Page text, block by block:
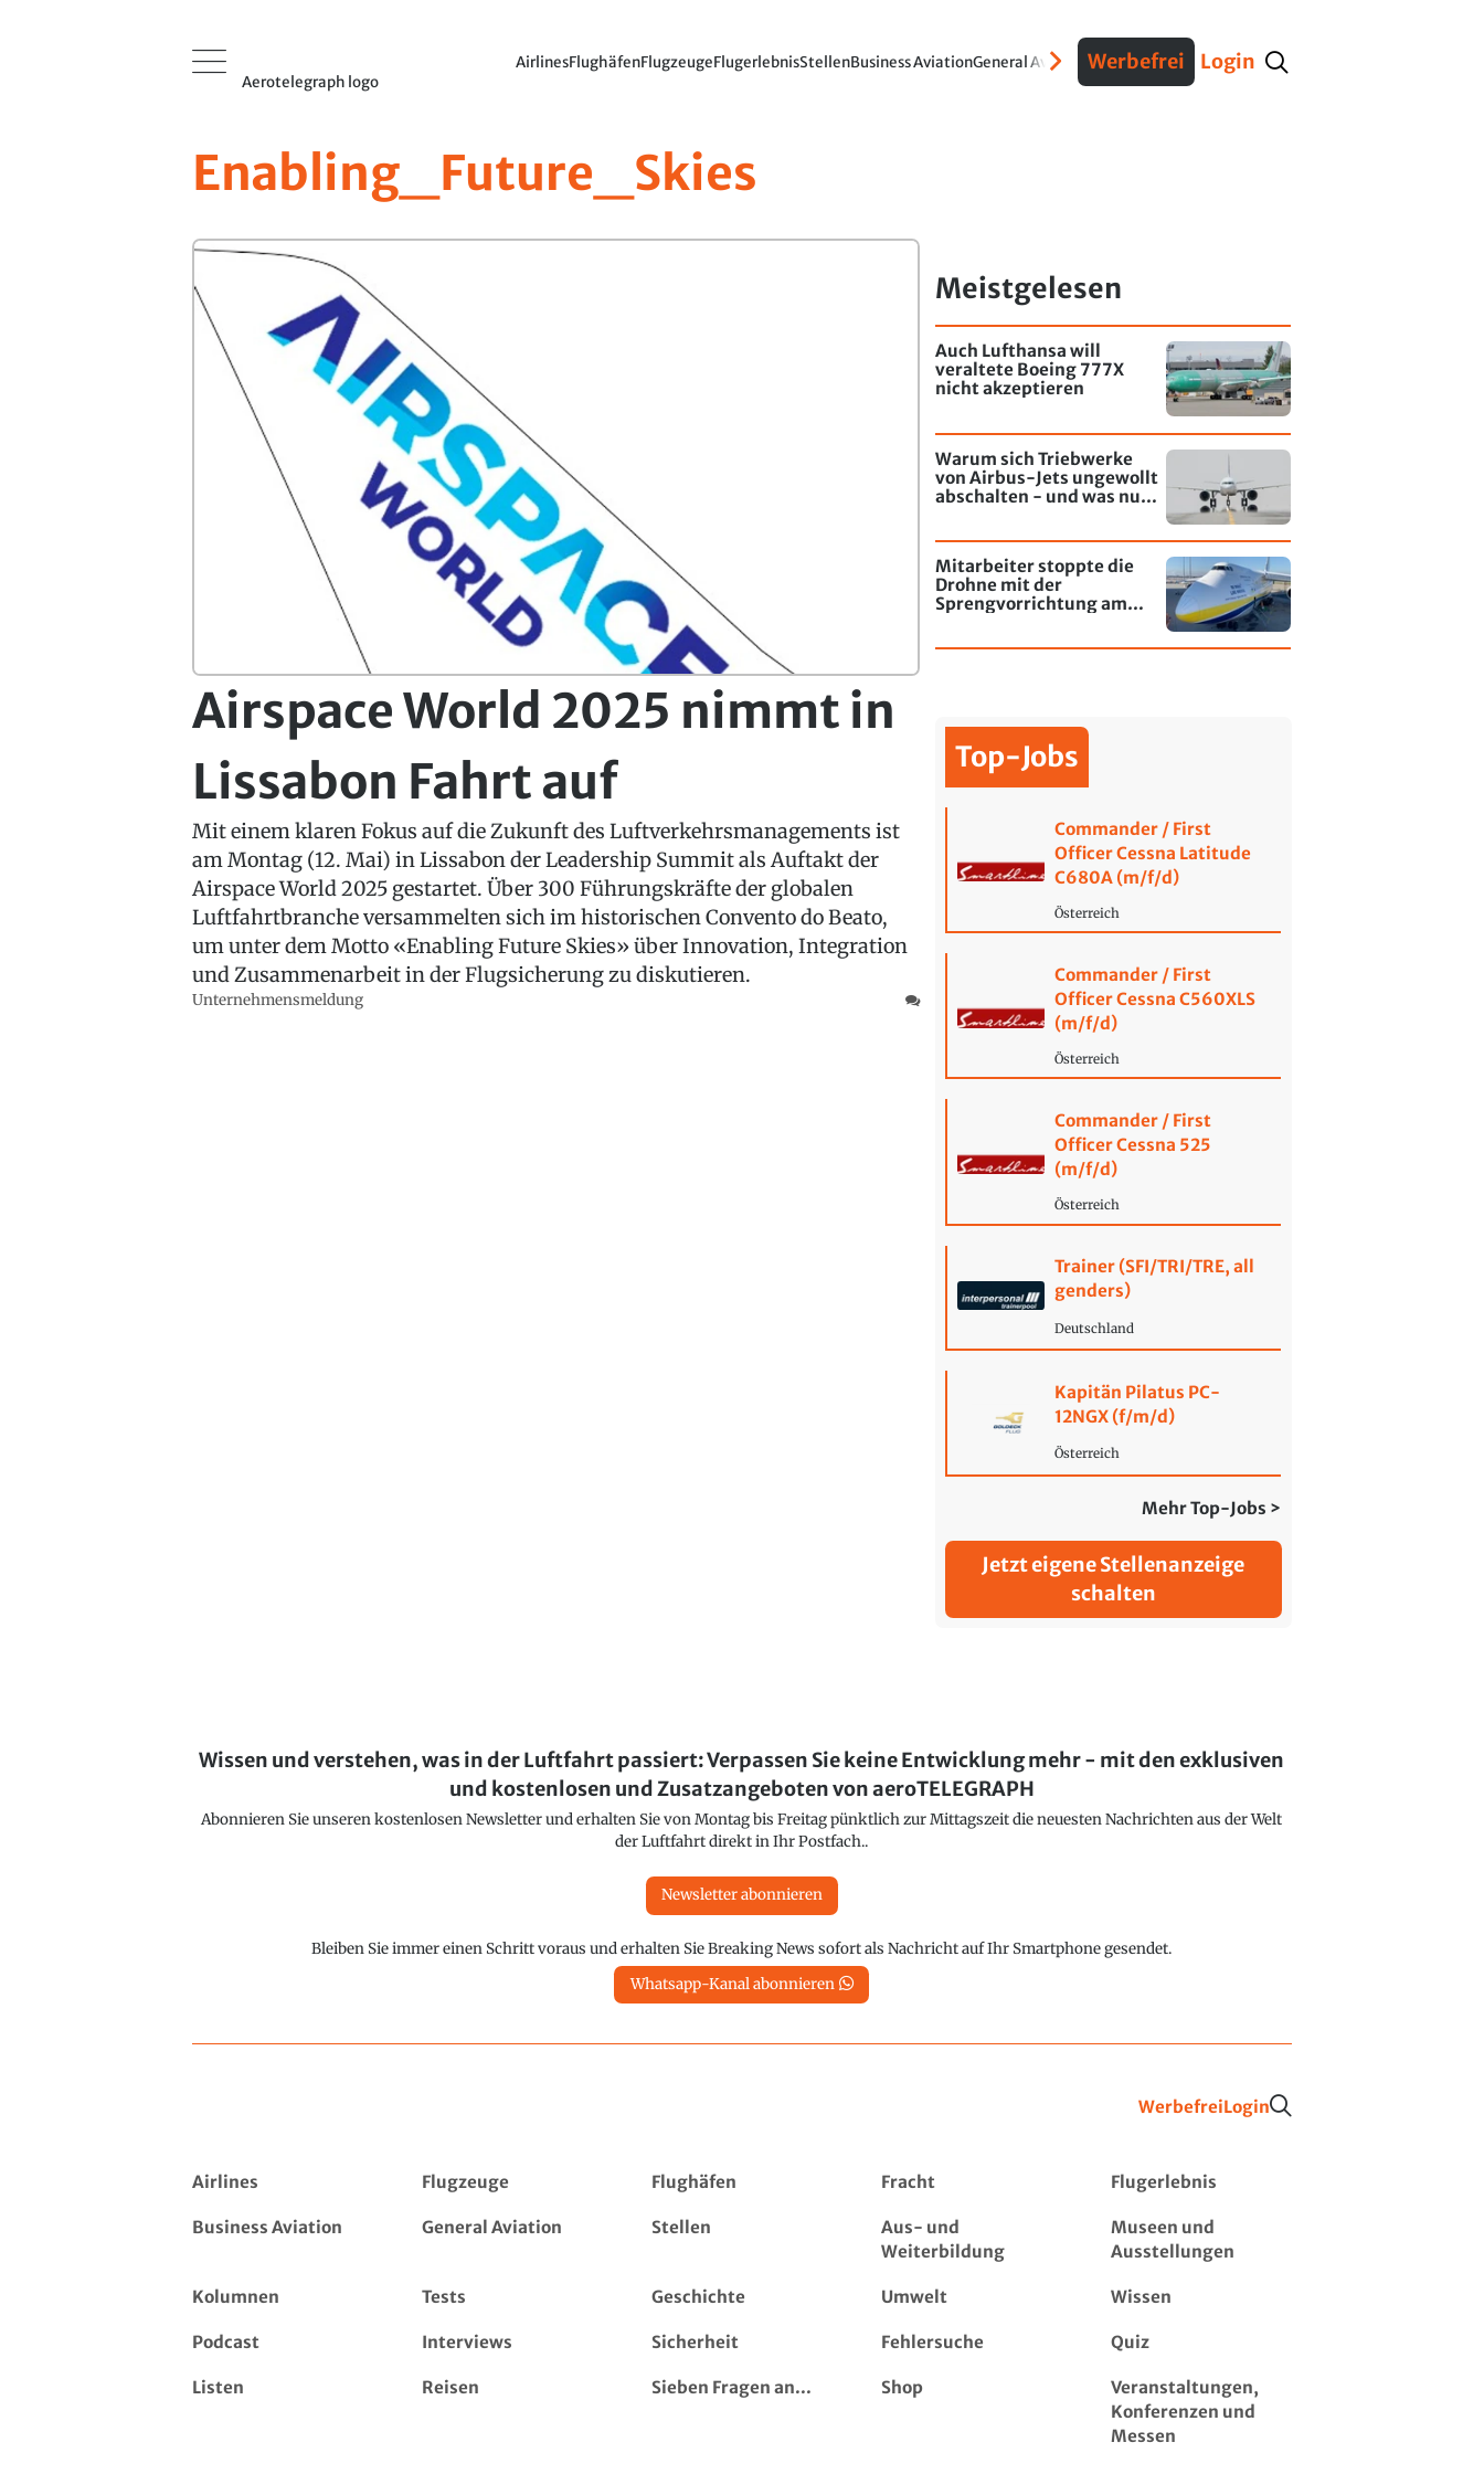
Aerotelegraph logo
AirlinesFlughäfenFlugzeugeFlugerlebnisStellenBusiness AviationGeneral AviationVerteidigungInterviews Fracht
Werbefrei Login
Enabling_Future_Skies
Airspace World 2025 nimmt in
Lissabon Fahrt auf
Mit einem klaren Fokus auf die Zukunft des Luftverkehrsmanagements ist
am Montag (12. Mai) in Lissabon der Leadership Summit als Auftakt der
Airspace World 2025 gestartet. Über 300 Führungskräfte der globalen
Luftfahrtbranche versammelten sich im historischen Convento do Beato,
um unter dem Motto «Enabling Future Skies»über Innovation, Integration
und Zusammenarbeit in der Flugsicherung zu diskutieren.
Unternehmensmeldung
Meistgelesen
Auch Lufthansa will
veraltete Boeing 777X
nicht akzeptieren
Warum sich Triebwerke
von Airbus-Jets ungewollt
abschalten - und was nun
Mitarbeiter stoppte die
Drohne mit der
Sprengvorrichtung am
Top-Jobs
Commander / First
Officer Cessna Latitude
C680A (m/f/d)
Österreich
Commander / First
Officer Cessna C560XLS
(m/f/d)
Österreich
Commander / First
Officer Cessna 525
(m/f/d)
Österreich
Trainer (SFI/TRI/TRE, all
genders)
Deutschland
Kapitän Pilatus PC-
12NGX (f/m/d)
Österreich
Mehr Top-Jobs >
Jetzt eigene Stellenanzeige
schalten
Wissen und verstehen, was in der Luftfahrt passiert: Verpassen Sie keine Entwicklung mehr - mit den exklusiven
und kostenlosen und Zusatzangeboten von aeroTELEGRAPH
Abonnieren Sie unseren kostenlosen Newsletter und erhalten Sie von Montag bis Freitag pünktlich zur Mittagszeit die neuesten Nachrichten aus der Welt
der Luftfahrt direkt in Ihr Postfach..
Newsletter abonnieren
Bleiben Sie immer einen Schritt voraus und erhalten Sie Breaking News sofort als Nachricht auf Ihr Smartphone gesendet.
Whatsapp-Kanal abonnieren
WerbefreiLogin
Airlines Flugzeuge Flughäfen Fracht Flugerlebnis
Business Aviation General Aviation Stellen
Aus- und
Weiterbildung
Museen und
Ausstellungen
Kolumnen Tests Geschichte Umwelt Wissen
Podcast Interviews Sicherheit Fehlersuche Quiz
Listen Reisen Sieben Fragen an... Shop
Veranstaltungen,
Konferenzen und
Messen